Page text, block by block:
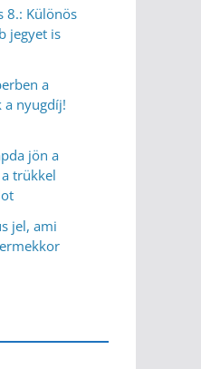
8.: Különös
jegyet is
a
a nyugdíj!
jön a
trükkel
jel, ami